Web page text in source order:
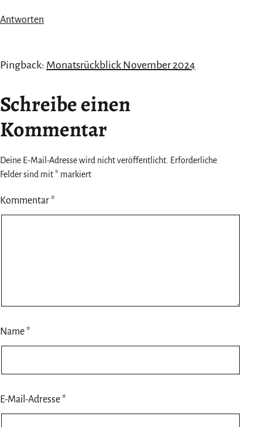
Antworten
Pingback: Monatsrückblick November 2024
Schreibe einen
Kommentar
Deine E-Mail-Adresse wird nicht veröffentlicht. Erforderliche
Felder sind mit* markiert
Kommentar*
Name*
E-Mail-Adresse*